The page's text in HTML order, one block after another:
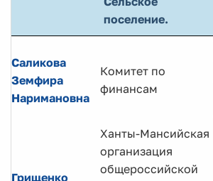
поселение.
Саликова
Земфира
Наримановна
Комитет по
финансам
Грищенко
Ханты-Мансийская
организация
общероссийской